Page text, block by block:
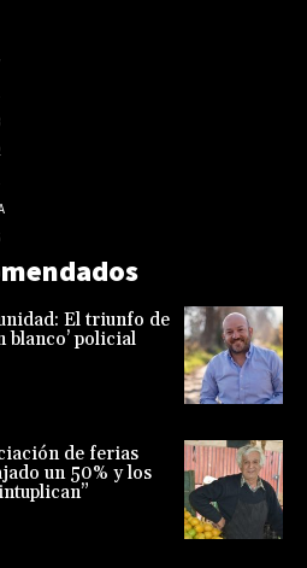
El triunfo de
blanco’ policial
de ferias
un 50% y los